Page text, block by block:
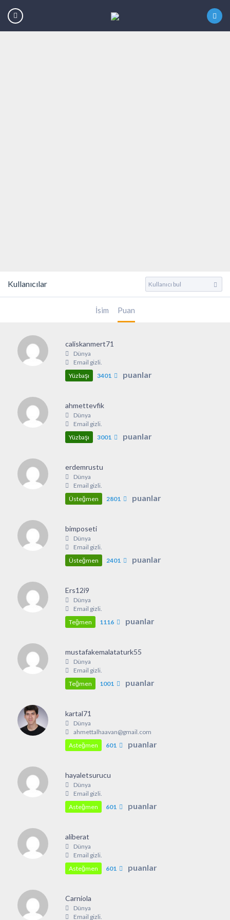
Kullanıcılar
İsim Puan
caliskanmert71
Dünya
Email gizli.
Yüzbaşı
3401 puanlar
ahmettevfik
Dünya
Email gizli.
Yüzbaşı
3001 puanlar
erdemrustu
Dünya
Email gizli.
Üsteğmen
2801 puanlar
bimposeti
Dünya
Email gizli.
Üsteğmen
2401 puanlar
Ers12i9
Dünya
Email gizli.
Teğmen
1116 puanlar
mustafakemalataturk55
Dünya
Email gizli.
Teğmen
1001 puanlar
kartal71
Dünya
ahmettalhaavan@gmail.com
Asteğmen
601 puanlar
hayaletsurucu
Dünya
Email gizli.
Asteğmen
601 puanlar
aliberat
Dünya
Email gizli.
Asteğmen
601 puanlar
Carniola
Dünya
Email gizli.